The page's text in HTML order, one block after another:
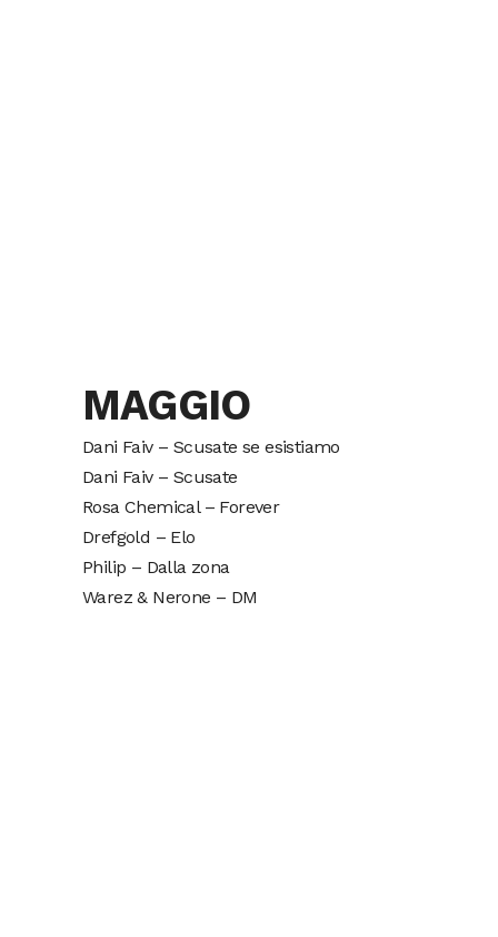
MAGGIO
Dani Faiv – Scusate se esistiamo
Dani Faiv – Scusate
Rosa Chemical – Forever
Drefgold – Elo
Philip – Dalla zona
Warez & Nerone – DM